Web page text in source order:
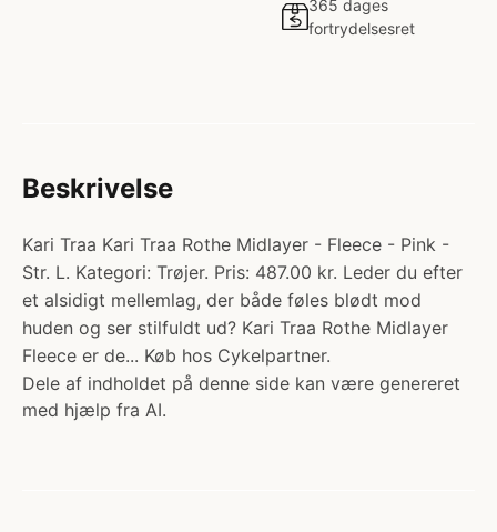
365 dages
fortrydelsesret
Beskrivelse
Kari Traa Kari Traa Rothe Midlayer - Fleece - Pink -
Str. L. Kategori: Trøjer. Pris: 487.00 kr. Leder du efter
et alsidigt mellemlag, der både føles blødt mod
huden og ser stilfuldt ud? Kari Traa Rothe Midlayer
Fleece er de... Køb hos Cykelpartner.
Dele af indholdet på denne side kan være genereret
med hjælp fra AI.